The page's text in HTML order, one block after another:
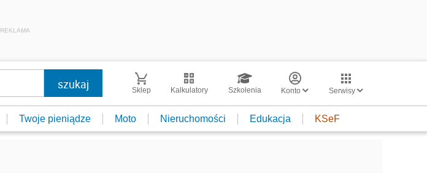
REKLAMA
Sklep Kalkulatory Szkolenia Konto Serwisy
Twoje pieniądze Moto Nieruchomości Edukacja KSeF